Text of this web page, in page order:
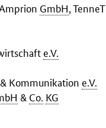
GmbH, TenneT
e.V.
Kommunikation e.V.
& Co. KG